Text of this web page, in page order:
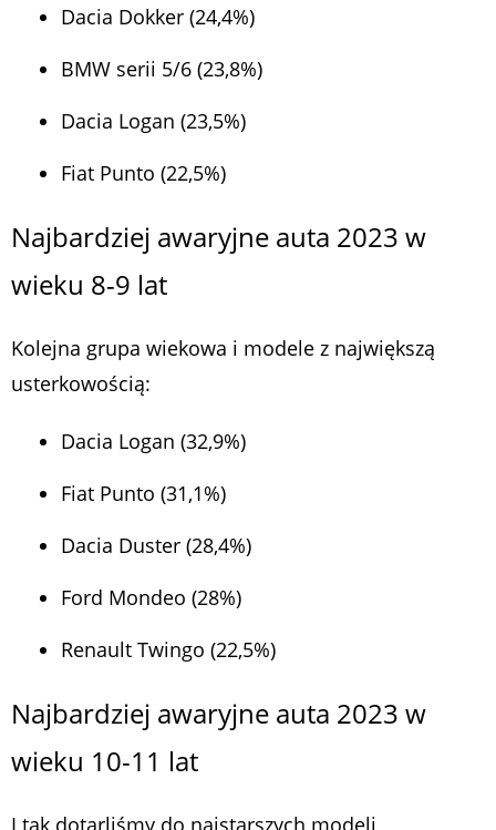
Dacia Dokker (24,4%)
BMW serii 5/6 (23,8%)
Dacia Logan (23,5%)
Fiat Punto (22,5%)
Najbardziej awaryjne auta 2023 w
wieku 8-9 lat
Kolejna grupa wiekowa i modele z największą
usterkowością:
Dacia Logan (32,9%)
Fiat Punto (31,1%)
Dacia Duster (28,4%)
Ford Mondeo (28%)
Renault Twingo (22,5%)
Najbardziej awaryjne auta 2023 w
wieku 10-11 lat
I tak dotarliśmy do najstarszych modeli